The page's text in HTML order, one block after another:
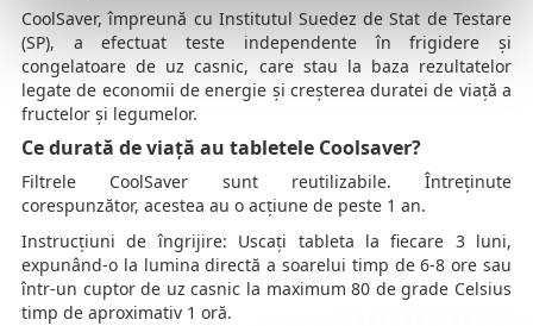
CoolSaver, împreună cu Institutul Suedez de Stat de Testare
(SP), a efectuat teste independente în frigidere și
congelatoare de uz casnic, care stau la baza rezultatelor
legate de economii de energie și creșterea duratei de viață a
fructelor și legumelor.
Ce durată de viață au tabletele Coolsaver?
Filtrele CoolSaver sunt reutilizabile. Întreținute
corespunzător, acestea au o acțiune de peste 1 an.
Instrucțiuni de îngrijire: Uscați tableta la fiecare 3 luni,
expunând-o la lumina directă a soarelui timp de 6-8 ore sau
într-un cuptor de uz casnic la maximum 80 de grade Celsius
timp de aproximativ 1 oră.